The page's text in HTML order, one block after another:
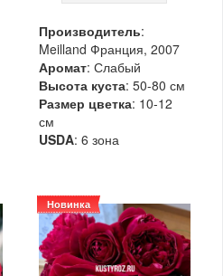
Производитель:
Meilland Франция, 2007
Аромат: Слабый
Высота куста: 50-80 см
Размер цветка: 10-12
см
USDA: 6 зона
Новинка